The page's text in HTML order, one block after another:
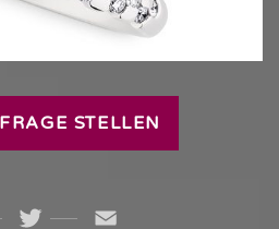
STELLEN
Twitter